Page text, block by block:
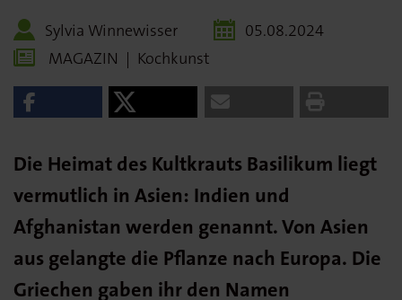
Sylvia Winnewisser
05.08.2024
MAGAZIN | Kochkunst
Die Heimat des Kultkrauts Basilikum liegt
vermutlich in Asien: Indien und
Afghanistan werden genannt. Von Asien
aus gelangte die Pflanze nach Europa. Die
Griechen gaben ihr den Namen